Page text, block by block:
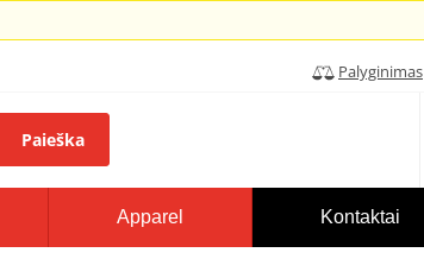
Palyginimas
Paieška
Apparel Kontaktai